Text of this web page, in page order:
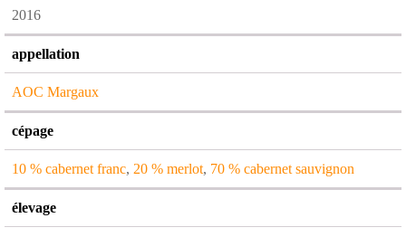
2016
appellation
AOC Margaux
cépage
10 % cabernet franc, 20 % merlot, 70 % cabernet sauvignon
élevage